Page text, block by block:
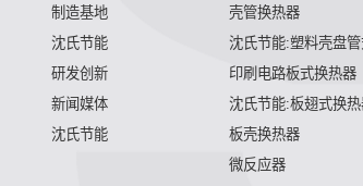
制造基地
沈氏节能
研发创新
新闻媒体
沈氏节能
壳管换热器
沈氏节能:塑料壳盘
印刷电路板式换热器
沈氏节能:板翅式换
板壳换热器
微反应器